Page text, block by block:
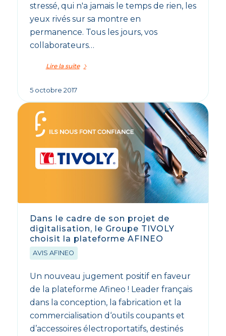
stressé, qui n'a jamais le temps de rien, les
yeux rivés sur sa montre en
permanence. Tous les jours, vos
collaborateurs…
Lire la suite
5 octobre 2017
Dans le cadre de son projet de
digitalisation, le Groupe TIVOLY
choisit la plateforme AFINEO
AVIS AFINEO
Un nouveau jugement positif en faveur
de la plateforme Afineo ! Leader français
dans la conception, la fabrication et la
commercialisation d‘outils coupants et
d’accessoires électroportatifs, destinés